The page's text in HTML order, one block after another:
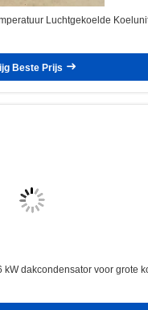
Luchtgekoelde
Beste Prijs
kW dakcondensator voor grote